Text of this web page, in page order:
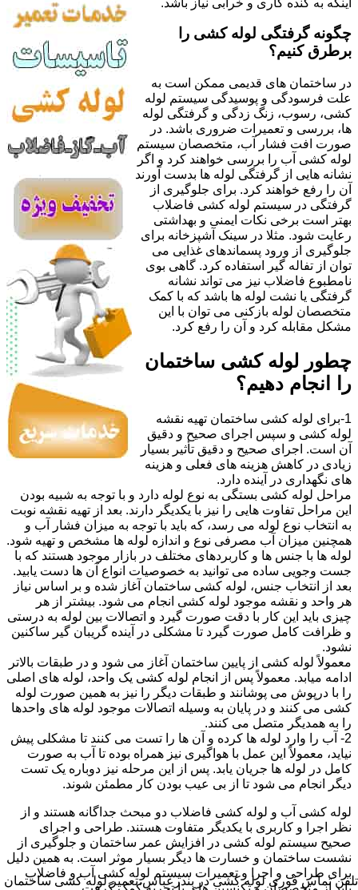
چگونه گرفتگی لوله کشی را
برطرق کنیم؟
در ساختمان های قدیمی ممکن است به
علت فرسودگی و پوسیدگی سیستم لوله
کشی، رسوب، زنگ زدگی و گرفتگی لوله
ها، بررسی و تعمیرات ضروری باشد. در
صورت افت فشار آب، متخصصان سیستم
لوله کشی آب را بررسی خواهند کرد و اگر
نشانه هایی از گرفتگی لوله ها بدست آورند
آن را رفع خواهند کرد. برای جلوگیری از
گرفتگی در سیستم لوله کشی فاضلاب
بهتر است برخی نکات ایمنی و بهداشتی
رعایت شود. مثلا در سینک آشپزخانه برای
جلوگیری از ورود پسماندهای غذایی می
توان از تفاله گیر استفاده کرد. گاهی بوی
نامطبوع فاضلاب نیز می تواند نشانه
گرفتگی یا نشت لوله ها باشد که با کمک
متخصصان لوله بازکنی می توان با این
مشکل مقابله کرد و آن را رفع کرد.
چطور لوله کشی ساختمان
را انجام دهیم؟
1-برای لوله کشی ساختمان تهیه نقشه
لوله کشی و سپس اجرای صحیح و دقیق
آن است. اجرای صحیح و دقیق تأثیر بسیار
زیادی در کاهش هزینه های فعلی و هزینه
های نگهداری در آینده دارد.
مراحل لوله کشی بستگی به نوع لوله دارد و با توجه به شبیه بودن
این مراحل تفاوت هایی را نیز با یکدیگر دارند. بعد از تهیه نقشه نوبت
به انتخاب نوع لوله می رسد، که باید با توجه به میزان فشار آب و
همچنین میزان آب مصرفی نوع و اندازه لوله ها مشخص و تهیه شود.
لوله ها با جنس ها و کاربردهای مختلف در بازار موجود هستند که با
جست وجویی ساده می توانید به خصوصیات انواع آن ها دست یابید.
بعد از انتخاب جنس، لوله کشی ساختمان آغاز شده و بر اساس نیاز
هر واحد و نقشه موجود لوله کشی انجام می شود. بیشتر از هر
چیزی باید این کار با دقت صورت گیرد و اتصالات بین لوله به درستی
و ظرافت کامل صورت گیرد تا مشکلی در آینده گریبان گیر ساکنین
نشود.
معمولاً لوله کشی از پایین ساختمان آغاز می شود و در طبقات بالاتر
ادامه میابد. معمولاً پس از انجام لوله کشی یک واحد، لوله های اصلی
را با درپوش می پوشانند و طبقات دیگر را نیز به همین صورت لوله
کشی می کنند و در پایان به وسیله اتصالات موجود لوله های واحدها
را به همدیگر متصل می کنند.
2- آب را وارد لوله ها کرده و آن ها را تست می کنند تا مشکلی پیش
نیاید، معمولاً این عمل با هواگیری نیز همراه بوده تا آب به صورت
کامل در لوله ها جریان یابد. پس از این مرحله نیز دوباره یک تست
دیگر انجام می شود تا از بی عیب بودن کار مطمئن شوند.
لوله کشی آب و لوله کشی فاضلاب دو مبحث جداگانه هستند و از
نظر اجرا و کاربری با یکدیگر متفاوت هستند. طراحی و اجرای
صحیح سیستم لوله کشی در افزایش عمر ساختمان و جلوگیری از
نشست ساختمان و خسارت ها دیگر بسیار موثر است. به همین دلیل
برای طراحی و اجرا و تعمیرات سیستم لوله کشی آب و فاضلاب
تلفن تماس فوریلوله کشی در بندرعباس،تعمیر لوله کشی ساختمان